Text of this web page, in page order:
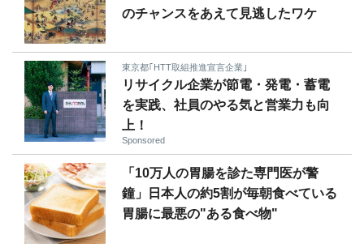
のチャンスをあえて見逃したワケ
東京都｢HTT取組推進宣言企業｣
リサイクル企業が節電・発電・蓄電
を実践、社員のやる気と営業力も向
上！
Sponsored
「10万人の胃腸を診た専門医が警
鐘」日本人の約5割が毎朝食べている
胃腸に最悪の"ある食べ物"